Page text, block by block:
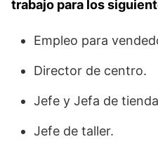
trabajo para los
Empleo para
Director de centro.
Jefe y Jefa de
Jefe de taller.